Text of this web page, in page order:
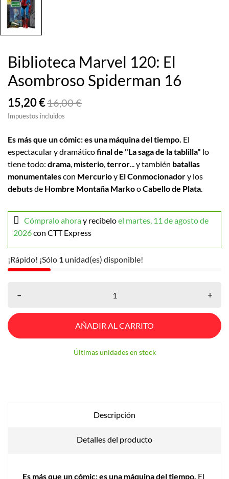
Biblioteca Marvel 120: El
Asombroso Spiderman 16
15,20 €16,00 €
Impuestos incluidos
Es más que un cómic: es una máquina del tiempo. El
espectacular y dramáticofinal de "La saga de la tablilla" lo
tiene todo: drama, misterio,terror... y también batallas
monumentalescon Mercurioy El Conmocionadory los
debutsde Hombre Montaña MarkooCabello de Plata.
Cómpralo ahoray recíbeloel martes, 11 de agosto de
2026con CTT Express
¡Rápido! ¡Sólo 1 unidad(es) disponible!
– +
AÑADIR AL CARRITO
Últimas unidades en stock
Descripción
Detalles del producto
Es más que un cómic: es una máquina del tiempo. El